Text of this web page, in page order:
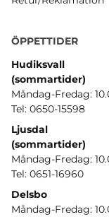
ÖPPETTIDER
Hudiksvall
(sommartider)
Måndag-Fredag:
Tel: 0650-15598
Ljusdal
(sommartider)
Måndag-Fredag:
Tel: 0651-16960
Delsbo
Måndag-Fredag: